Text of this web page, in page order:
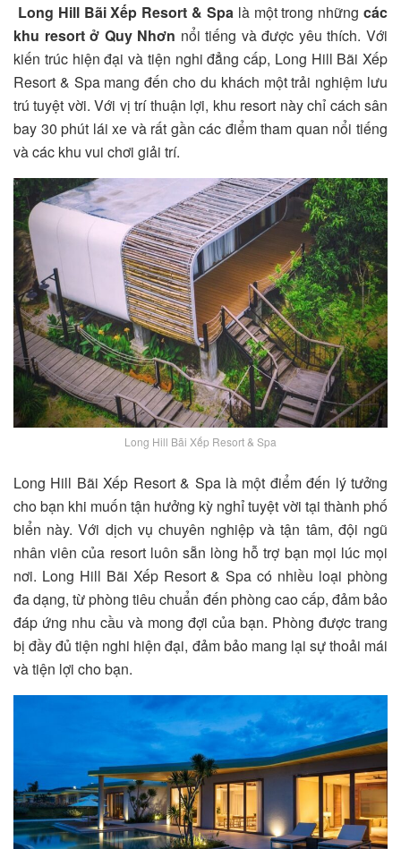
Long Hill Bãi Xếp Resort & Spalà một trong nhữngcác
khu resort ở Quy Nhơn nổi tiếng và được yêu thích. Với
kiến trúc hiện đại và tiện nghi đẳng cấp, Long Hill Bãi Xếp
Resort & Spamang đến cho du khách một trải nghiệm lưu
trú tuyệt vời. Với vị trí thuận lợi, khu resort này chỉ cách sân
bay 30 phút lái xe và rất gần các điểm tham quan nổi tiếng
và các khu vui chơi giải trí.
Long Hill Bãi Xếp Resort & Spa
Long Hill Bãi Xếp Resort & Spalà một điểm đến lý tưởng
cho bạn khi muốn tận hưởng kỳ nghỉ tuyệt vời tại thành phố
biển này. Với dịch vụ chuyên nghiệp và tận tâm, đội ngũ
nhân viên của resort luôn sẵn lòng hỗ trợ bạn mọi lúc mọi
nơi. Long Hill Bãi Xếp Resort & Spa có nhiều loại phòng
đa dạng, từ phòng tiêu chuẩn đến phòng cao cấp, đảm bảo
đáp ứng nhu cầu và mong đợi của bạn. Phòng được trang
bị đầy đủ tiện nghi hiện đại, đảm bảo mang lại sự thoải mái
và tiện lợi cho bạn.